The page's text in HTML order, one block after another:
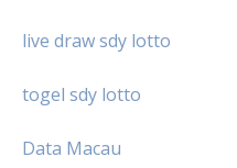
live draw sdy lotto
togel sdy lotto
Data Macau